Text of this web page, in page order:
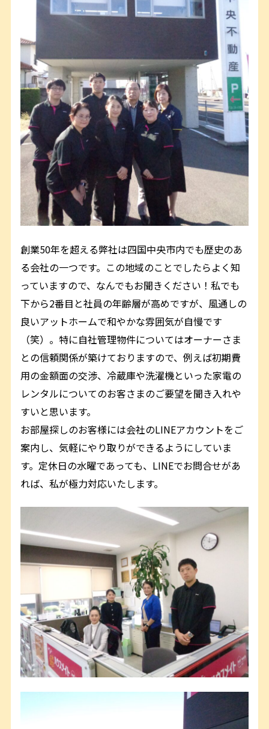
創業50年を超える弊社は四国中央市内でも歴史のあ
る会社の一つです。この地域のことでしたらよく知
っていますので、なんでもお聞きください！私でも
下から2番目と社員の年齢層が高めですが、風通しの
良いアットホームで和やかな雰囲気が自慢です
（笑）。特に自社管理物件についてはオーナーさま
との信頼関係が築けておりますので、例えば初期費
用の金額面の交渉、冷蔵庫や洗濯機といった家電の
レンタルについてのお客さまのご要望を聞き入れや
すいと思います。
お部屋探しのお客様には会社のLINEアカウントをご
案内し、気軽にやり取りができるようにしていま
す。定休日の水曜であっても、LINEでお問合せがあ
れば、私が極力対応いたします。